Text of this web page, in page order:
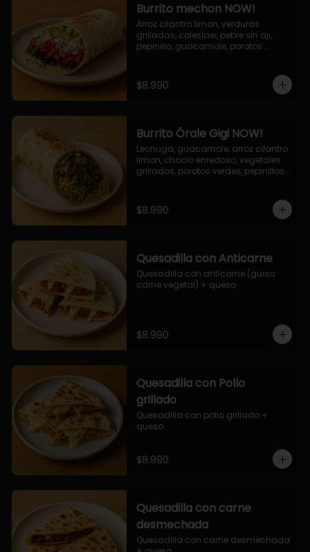
Burrito mechon NOW!
Arroz cilantro limon, verduras
grilladas, coleslaw, pebre sin aji,
pepinillo, guacamole, porotos
$8.990
Burrito Órale Gigi NOW!
Lechuga, guacamole, arroz cilantro
limon, choclo enredoso, vegetales
grillados, porotos verdes, pepinillos
$8.990
Quesadilla con Anticarne
Quesadilla con anticarne (guiso
carne vegetal) + queso
$8.990
Quesadilla con Pollo
grillado
Quesadilla con pollo grillado +
queso.
$8.990
Quesadilla con carne
desmechada
Quesadilla con carne desmechada